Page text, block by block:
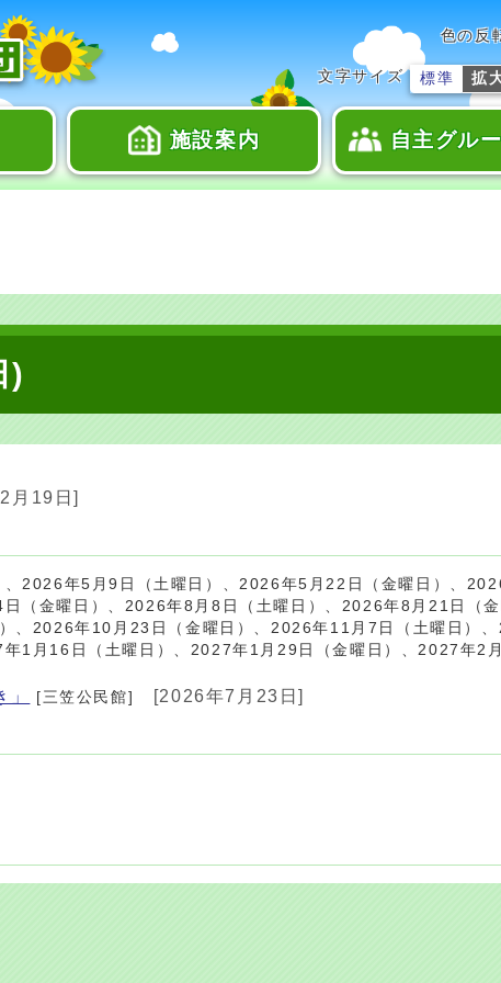
色の反
文字サイズ 標準 拡
施設案内 自主グル
)
月19日]
2026年5月9日（土曜日）、2026年5月22日（金曜日）、
（金曜日）、2026年8月8日（土曜日）、2026年8月21日（
、2026年10月23日（金曜日）、2026年11月7日（土曜日）
1月16日（土曜日）、2027年1月29日（金曜日）、2027年2
[三笠公民館] [2026年7月23日]